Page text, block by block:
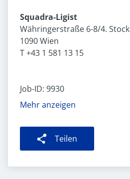
Squadra-Ligist
Währingerstraße 6-8/4. Stock
1090 Wien
T +43 1 581 13 15
Job-ID: 9930
Mehr anzeigen
Teilen